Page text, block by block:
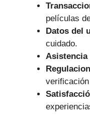
películas
Datos del
cuidado.
Asistencia